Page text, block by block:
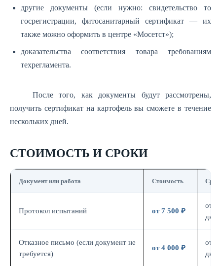
другие документы (если нужно: свидетельство то
госрегистрации, фитосанитарный сертификат — их
также можно оформить в центре «Мосетст»);
доказательства соответствия товара требованиям
техрегламента.
После того, как документы будут рассмотрены,
получить сертификат на картофель вы сможете в течение
нескольких дней.
СТОИМОСТЬ И СРОКИ
Документ или работа Стоимость Срок
Протокол испытаний от 7 500 ₽
от 7
дн.
Отказное письмо (если документ не
требуется)
от 4 000 ₽
от 3
дн.